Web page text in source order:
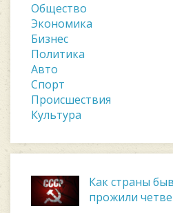
Общество
Экономика
Бизнес
Политика
Авто
Спорт
Происшествия
Культура
Как страны
прожили